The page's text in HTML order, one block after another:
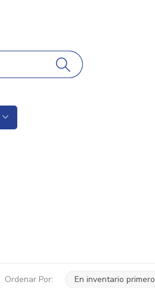
Ordenar Por: En inventario primero